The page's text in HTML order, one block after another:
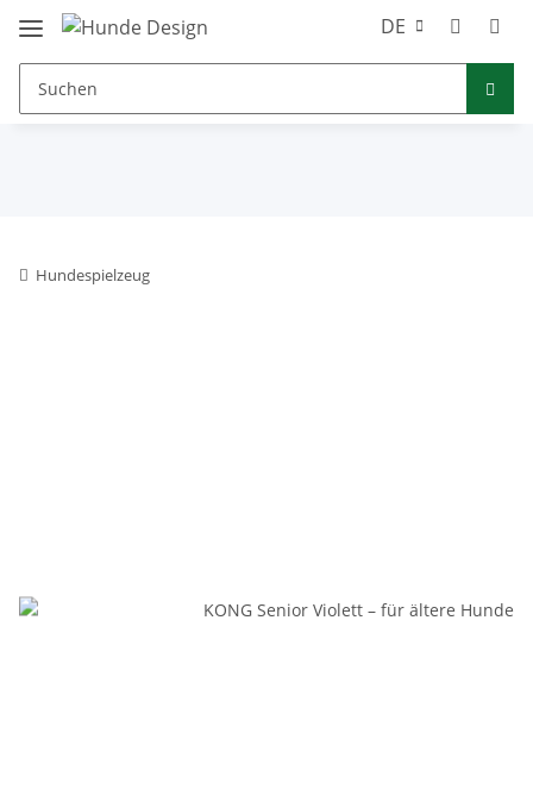
DE
Hundespielzeug